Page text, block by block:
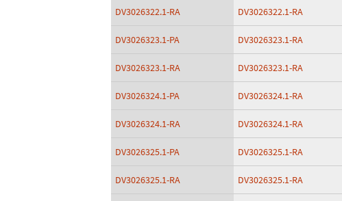
DV3026322.1-RA DV3026322.1-RA
DV3026323.1-PA DV3026323.1-RA
DV3026323.1-RA DV3026323.1-RA
DV3026324.1-PA DV3026324.1-RA
DV3026324.1-RA DV3026324.1-RA
DV3026325.1-PA DV3026325.1-RA
DV3026325.1-RA DV3026325.1-RA